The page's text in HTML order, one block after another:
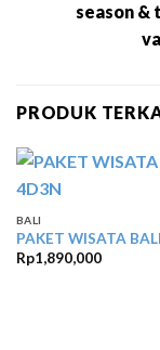
season &
PRODUK
BALI
PAKET WISATA
Rp1,890,000